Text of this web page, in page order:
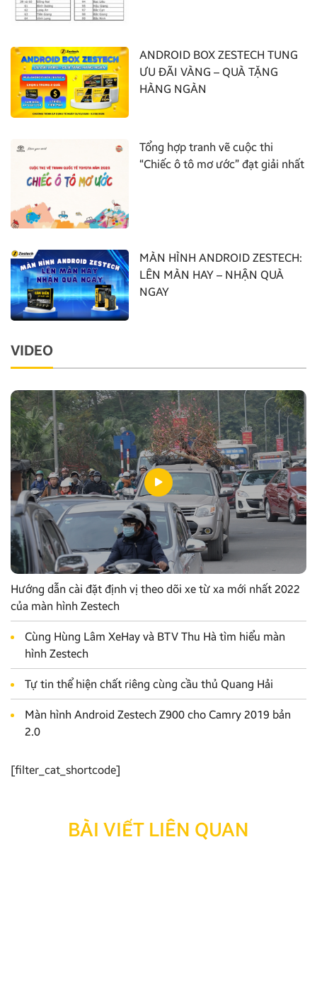
ANDROID BOX ZESTECH TUNG
ƯU ĐÃI VÀNG – QUÀ TẶNG
HÀNG NGÀN
Tổng hợp tranh vẽ cuộc thi
“Chiếc ô tô mơ ước” đạt giải nhất
MÀN HÌNH ANDROID ZESTECH:
LÊN MÀN HAY – NHẬN QUÀ
NGAY
VIDEO
Hướng dẫn cài đặt định vị theo dõi xe từ xa mới nhất 2022
của màn hình Zestech
Cùng Hùng Lâm XeHay và BTV Thu Hà tìm hiểu màn
hình Zestech
Tự tin thể hiện chất riêng cùng cầu thủ Quang Hải
Màn hình Android Zestech Z900 cho Camry 2019 bản
2.0
[filter_cat_shortcode]
BÀI VIẾT LIÊN QUAN